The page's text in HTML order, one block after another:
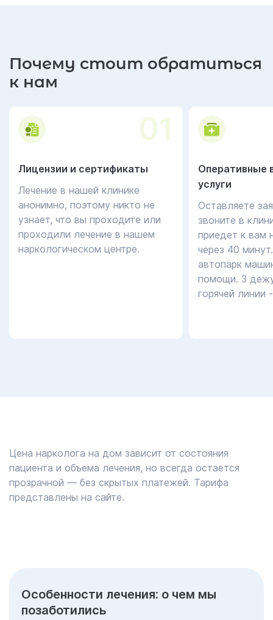
Почему стоит обратиться
к нам
01
Лицензии и сертификаты
Лечение в нашей клинике
анонимно, поэтому никто не
узнает, что вы проходите или
проходили лечение в нашем
наркологическом центре.
Оперативные
услуги
Оставляете
звоните в
приедет к вам
через 40
автопарк
помощи. 3
горячей линии
Цена нарколога на дом зависит от состояния
пациента и объема лечения, но всегда остается
прозрачной — без скрытых платежей. Тарифа
представлены на сайте.
Особенности лечения: о чем мы
позаботились